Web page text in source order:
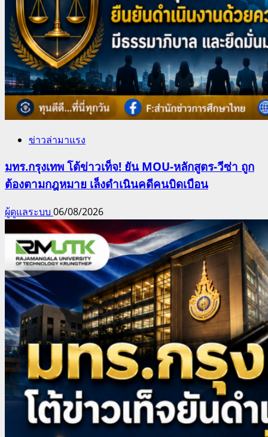
ข่าวล่ามาแรง
มทร.กรุงเทพ โต้ข่าวเท็จ! ยัน MOU-หลักสูตร-วีซ่า ถูก
ต้องตามกฎหมาย เล็งดำเนินคดีคนบิดเบือน
ผู้ดูแลระบบ 06/08/2026